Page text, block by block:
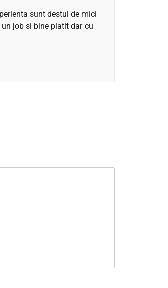
sunt destul de mici
job si bine platit dar cu